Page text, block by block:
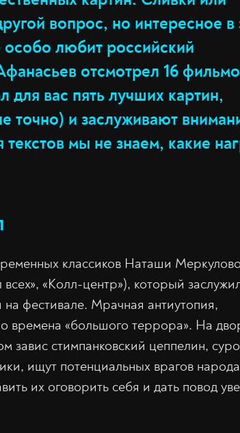
вопрос, но интересное в
особо любит российский
отсмотрел 16
вас пять лучших картин,
точно) и заслуживают
мы не знаем, какие
классиков Наташи
«Колл-центр»), который
фестивале. Мрачная антиутопия,
времена «большого террора». На
стимпанковский цеппелин,
ищут потенциальных врагов
их оговорить себя и дать повод